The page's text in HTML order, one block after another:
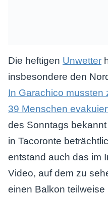
Die heftigen Unwetter
insbesondere den
In Garachico mussten
39 Menschen
des Sonntags
in Tacoronte
entstand auch das im
Video, auf dem zu
einen Balkon